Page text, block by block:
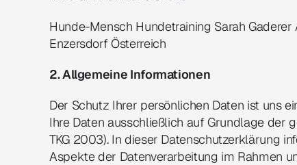
Hunde-Mensch Hundetraining Sarah
Enzersdorf Österreich
2. Allgemeine Informationen
Der Schutz Ihrer persönlichen Daten ist uns
Ihre Daten ausschließlich auf Grundlage der
TKG 2003). In dieser Datenschutzerklärung
Aspekte der Datenverarbeitung im Rahmen